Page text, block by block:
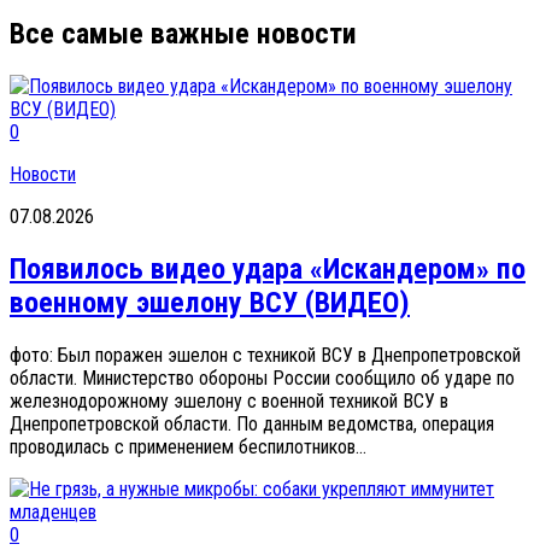
Все самые важные новости
0
Новости
07.08.2026
Появилось видео удара «Искандером» по
военному эшелону ВСУ (ВИДЕО)
фото: Был поражен эшелон с техникой ВСУ в Днепропетровской
области. Министерство обороны России сообщило об ударе по
железнодорожному эшелону с военной техникой ВСУ в
Днепропетровской области. По данным ведомства, операция
проводилась с применением беспилотников...
0